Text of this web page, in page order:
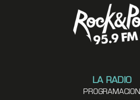
LA RADIO
PROGRAMACION